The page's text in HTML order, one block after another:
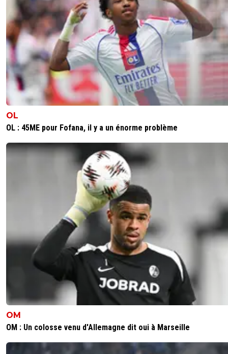
OL
OL : 45ME pour Fofana, il y a un énorme problème
OM
OM : Un colosse venu d'Allemagne dit oui à Marseille